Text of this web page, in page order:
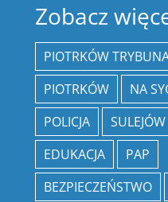
Zobacz
PIOTRKÓW
PIOTRKÓW
NA
POLICJA
SULEJÓW
EDUKACJA
PAP
BEZPIECZEŃSTWO